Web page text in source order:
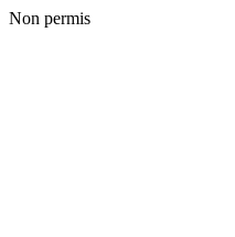
Non permis